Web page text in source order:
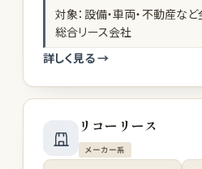
対象：設備・車両・不動産な
総合リース会社
詳しく見る →
リコーリース
メーカー系